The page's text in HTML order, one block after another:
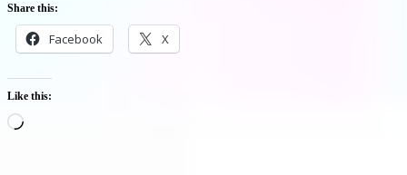
Share this:
Facebook X
Like this:
Loading…